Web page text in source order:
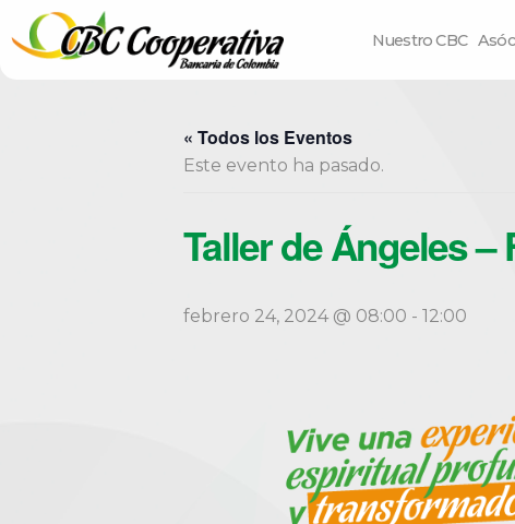
Nuestro CBC
« Todos los Eventos
Este evento ha pasado.
Taller de Ángeles –
febrero 24, 2024 @ 08:00 - 12:00